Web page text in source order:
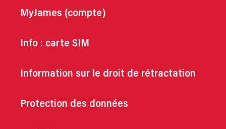
MyJames (compte)
Info : carte SIM
Information sur le droit de rétractation
Protection des données